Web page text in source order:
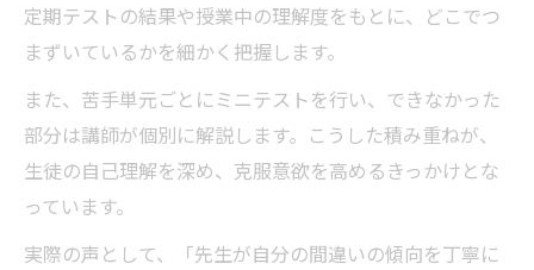
定期テストの結果や授業中の理解度をもとに、どこでつ
まずいているかを細かく把握します。
また、苦手単元ごとにミニテストを行い、できなかった
部分は講師が個別に解説します。こうした積み重ねが、
生徒の自己理解を深め、克服意欲を高めるきっかけとな
っています。
実際の声として、「先生が自分の間違いの傾向を丁寧に